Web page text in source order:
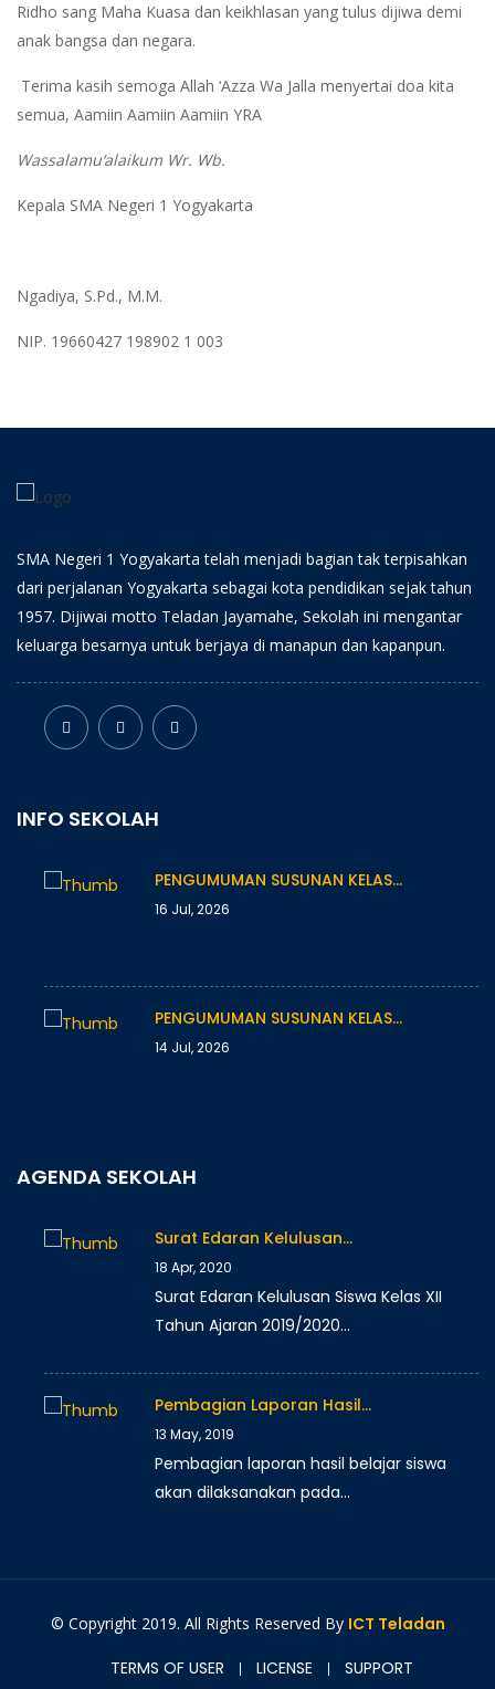
Ridho sang Maha Kuasa dan keikhlasan yang tulus dijiwa demi
anak bangsa dan negara.
Terima kasih semoga Allah ‘Azza Wa Jalla menyertai doa kita
semua, Aamiin Aamiin Aamiin YRA
Wassalamu‘alaikum Wr. Wb.
Kepala SMA Negeri 1 Yogyakarta
Ngadiya, S.Pd., M.M.
NIP. 19660427 198902 1 003
SMA Negeri 1 Yogyakarta telah menjadi bagian tak terpisahkan
dari perjalanan Yogyakarta sebagai kota pendidikan sejak tahun
1957. Dijiwai motto Teladan Jayamahe, Sekolah ini mengantar
keluarga besarnya untuk berjaya di manapun dan kapanpun.
INFO SEKOLAH
PENGUMUMAN SUSUNAN KELAS…
16 Jul, 2026
PENGUMUMAN SUSUNAN KELAS…
14 Jul, 2026
AGENDA SEKOLAH
Surat Edaran Kelulusan…
18 Apr, 2020
Surat Edaran Kelulusan Siswa Kelas XII
Tahun Ajaran 2019/2020…
Pembagian Laporan Hasil…
13 May, 2019
Pembagian laporan hasil belajar siswa
akan dilaksanakan pada…
© Copyright 2019. All Rights Reserved By ICT Teladan
TERMS OF USER
LICENSE SUPPORT